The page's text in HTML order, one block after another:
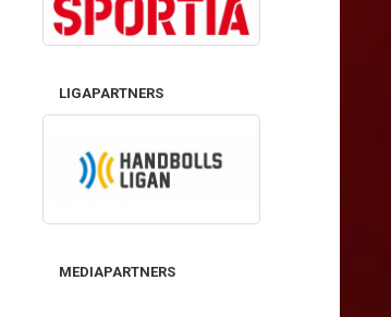
LIGAPARTNERS
MEDIAPARTNERS